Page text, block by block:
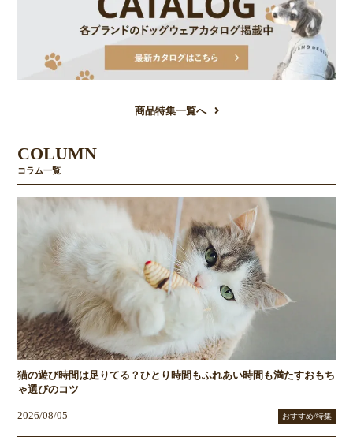
商品特集一覧へ
COLUMN
コラム一覧
猫の遊び時間は足りてる？ひとり時間もふれあい時間も満たすおもち
ゃ選びのコツ
2026/08/05 おすすめ/特集